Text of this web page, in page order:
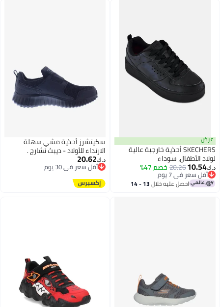
عرض
SKECHERS أحذية خارجية عالية
لولاد الأطفال، سوداء
د.ك‏10.54
20.26خصم 47%
أقل سعر في 7 يوم
أقل سعر في 7 يوماحصل عليه خلال 13 - 14
سكيتشرز أحذية مشي سهلة
الارتداء للأولاد - ديبث تشارج .
د.ك‏20.62
أقل سعر في 30 يوم
أقل سعر في 30 يوم